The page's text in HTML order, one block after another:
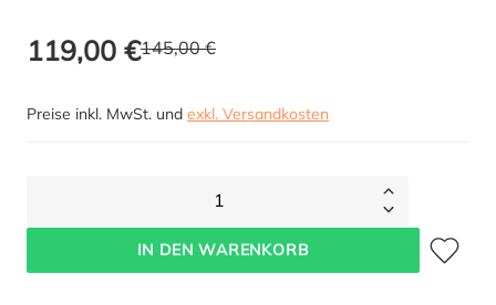
119,00 €145,00 €
Preise inkl. MwSt. und exkl. Versandkosten
1
IN DEN WARENKORB
Zum